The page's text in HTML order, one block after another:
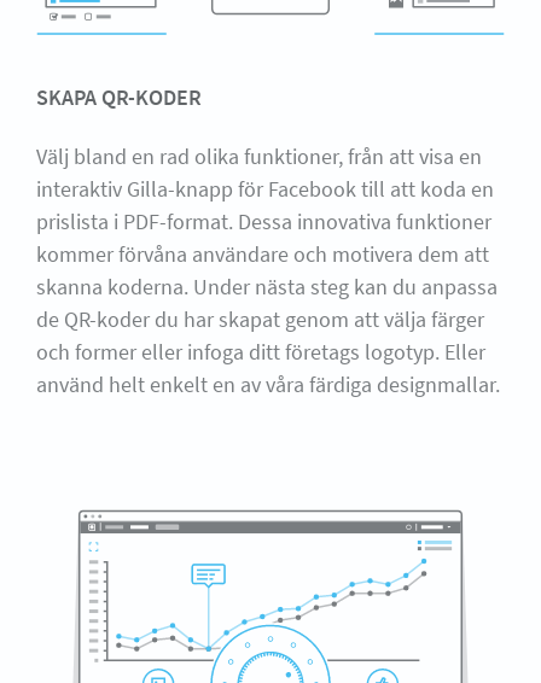
SKAPA QR-KODER
Välj bland en rad olika funktioner, från att visa en
interaktiv Gilla-knapp för Facebook till att koda en
prislista i PDF-format. Dessa innovativa funktioner
kommer förvåna användare och motivera dem att
skanna koderna. Under nästa steg kan du anpassa
de QR-koder du har skapat genom att välja färger
och former eller infoga ditt företags logotyp. Eller
använd helt enkelt en av våra färdiga designmallar.